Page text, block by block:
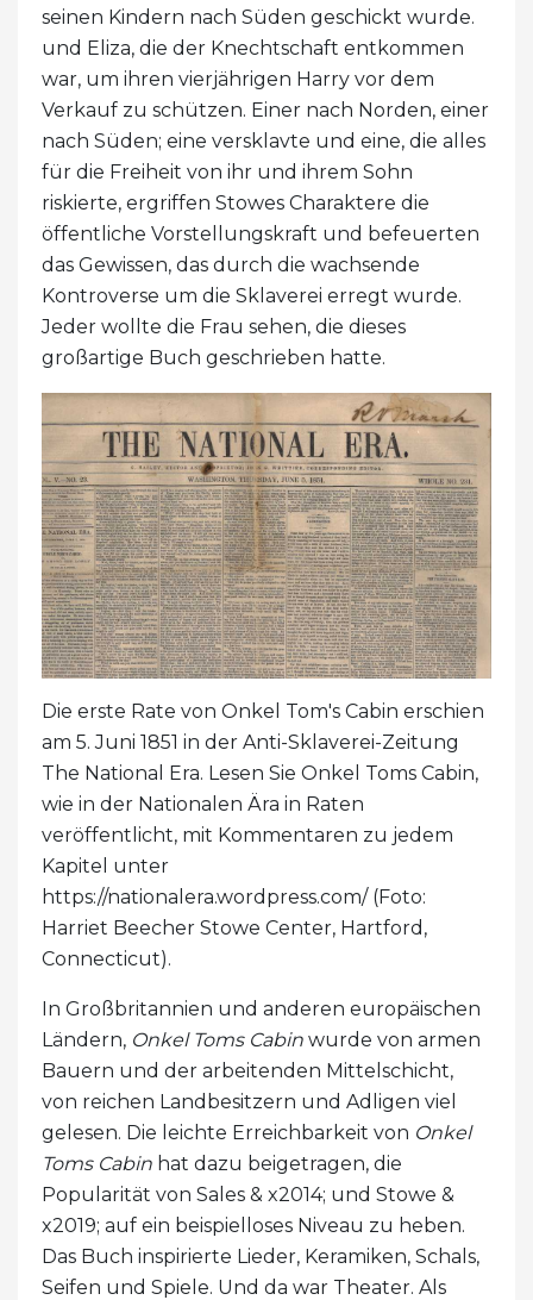
seinen Kindern nach Süden geschickt wurde.
und Eliza, die der Knechtschaft entkommen
war, um ihren vierjährigen Harry vor dem
Verkauf zu schützen. Einer nach Norden, einer
nach Süden; eine versklavte und eine, die alles
für die Freiheit von ihr und ihrem Sohn
riskierte, ergriffen Stowes Charaktere die
öffentliche Vorstellungskraft und befeuerten
das Gewissen, das durch die wachsende
Kontroverse um die Sklaverei erregt wurde.
Jeder wollte die Frau sehen, die dieses
großartige Buch geschrieben hatte.
Die erste Rate von Onkel Tom's Cabin erschien
am 5. Juni 1851 in der Anti-Sklaverei-Zeitung
The National Era. Lesen Sie Onkel Toms Cabin,
wie in der Nationalen Ära in Raten
veröffentlicht, mit Kommentaren zu jedem
Kapitel unter
https://nationalera.wordpress.com/ (Foto:
Harriet Beecher Stowe Center, Hartford,
Connecticut).
In Großbritannien und anderen europäischen
Ländern, Onkel Toms Cabin wurde von armen
Bauern und der arbeitenden Mittelschicht,
von reichen Landbesitzern und Adligen viel
gelesen. Die leichte Erreichbarkeit von Onkel
Toms Cabin hat dazu beigetragen, die
Popularität von Sales & x2014; und Stowe &
x2019; auf ein beispielloses Niveau zu heben.
Das Buch inspirierte Lieder, Keramiken, Schals,
Seifen und Spiele. Und da war Theater. Als